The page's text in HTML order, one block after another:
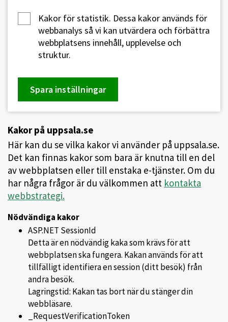
Kakor för statistik. Dessa kakor används för
webbanalys så vi kan utvärdera och förbättra
webbplatsens innehåll, upplevelse och
struktur.
Spara inställningar
Kakor på uppsala.se
Här kan du se vilka kakor vi använder på uppsala.se.
Det kan finnas kakor som bara är knutna till en del
av webbplatsen eller till enstaka e-tjänster. Om du
har några frågor är du välkommen att kontakta
webbstrategi.
Nödvändiga kakor
ASP.NET SessionId
Detta är en nödvändig kaka som krävs för att
webbplatsen ska fungera. Kakan används för att
tillfälligt identifiera en session (ditt besök) från
andra besök.
Lagringstid: Kakan tas bort när du stänger din
webbläsare.
_RequestVerificationToken